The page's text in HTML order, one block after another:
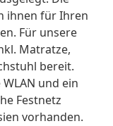
ihnen für Ihren
Für unsere
Matratze,
bereit.
und ein
Festnetz
vorhanden.